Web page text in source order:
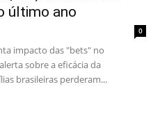
último ano
0
impacto das "bets" no
sobre a eficácia da
brasileiras perderam...